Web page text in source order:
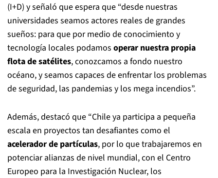
(I+D) y señaló que espera que “desde nuestras
universidades seamos actores reales de grandes
sueños: para que por medio de conocimiento y
tecnología locales podamos operar nuestra propia
flota de satélites, conozcamos a fondo nuestro
océano, y seamos capaces de enfrentar los problemas
de seguridad, las pandemias y los mega incendios”.
Además, destacó que “Chile ya participa a pequeña
escala en proyectos tan desafiantes como el
acelerador de partículas, por lo que trabajaremos en
potenciar alianzas de nivel mundial, con el Centro
Europeo para la Investigación Nuclear, los